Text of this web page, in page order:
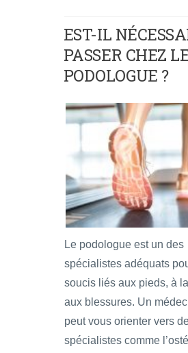
EST-IL
PASSER CHEZ
PODOLOGUE ?
Le podologue est un des
spécialistes adéquats
soucis liés aux pieds, à
aux blessures. Un
peut vous orienter vers
spécialistes comme